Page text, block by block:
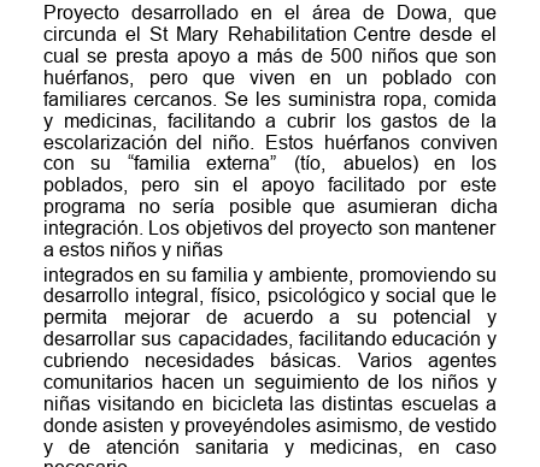
Proyecto desarrollado en el área de Dowa,
que
circunda el St Mary Rehabilitation Centre desde el
cual se presta apoyo a más de 500 niños que son
huérfanos,
pero que viven en un poblado
con
familiares cercanos. Se les suministra ropa,
comida
y medicinas, facilitando a cubrir los gastos de la
escolarización del niño. Estos huérfanos conviven
con
su “familia externa” (tío, abuelos) en
los
poblados,
pero sin el apoyo facilitado por
este
programa
no sería posible que asumieran
dicha
integración. Los objetivos del proyecto son mantener
a estos niños y niñas
integrados en su familia y ambiente, promoviendo su
desarrollo integral, físico, psicológico y social que le
permita
mejorar de acuerdo a su potencial
y
desarrollar sus capacidades, facilitando educación y
cubriendo
necesidades básicas. Varios
agentes
comunitarios hacen un seguimiento de los niños y
niñas visitando en bicicleta las distintas escuelas a
donde asisten y proveyéndoles asimismo, de vestido
y
de atención sanitaria y medicinas, en
caso